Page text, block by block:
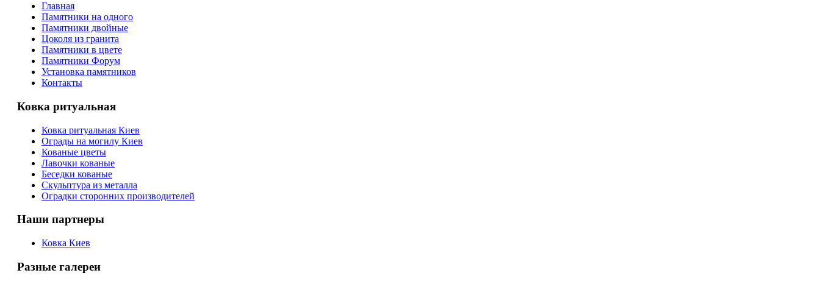
Главная
Памятники на одного
Памятники двойные
Цоколя из гранита
Памятники в цвете
Памятники Форум
Установка памятников
Контакты
Ковка ритуальная
Ковка ритуальная Киев
Ограды на могилу Киев
Кованые цветы
Лавочки кованые
Беседки кованые
Скульптура из металла
Оградки сторонних производителей
Наши партнеры
Ковка Киев
Разные галереи